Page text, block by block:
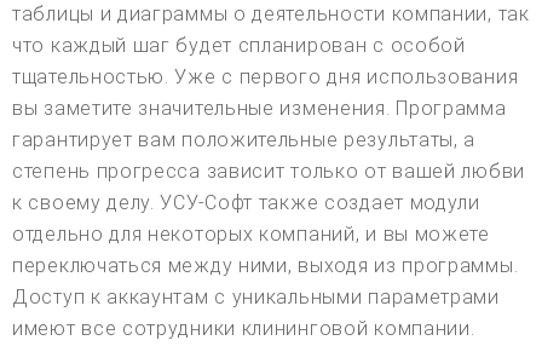
таблицы и диаграммы о деятельности компании, так
что каждый шаг будет спланирован с особой
тщательностью. Уже с первого дня использования
вы заметите значительные изменения. Программа
гарантирует вам положительные результаты, а
степень прогресса зависит только от вашей любви
к своему делу. УСУ-Софт также создает модули
отдельно для некоторых компаний, и вы можете
переключаться между ними, выходя из программы.
Доступ к аккаунтам с уникальными параметрами
имеют все сотрудники клининговой компании.